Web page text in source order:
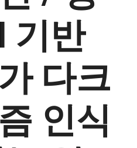
기반
다크
인식